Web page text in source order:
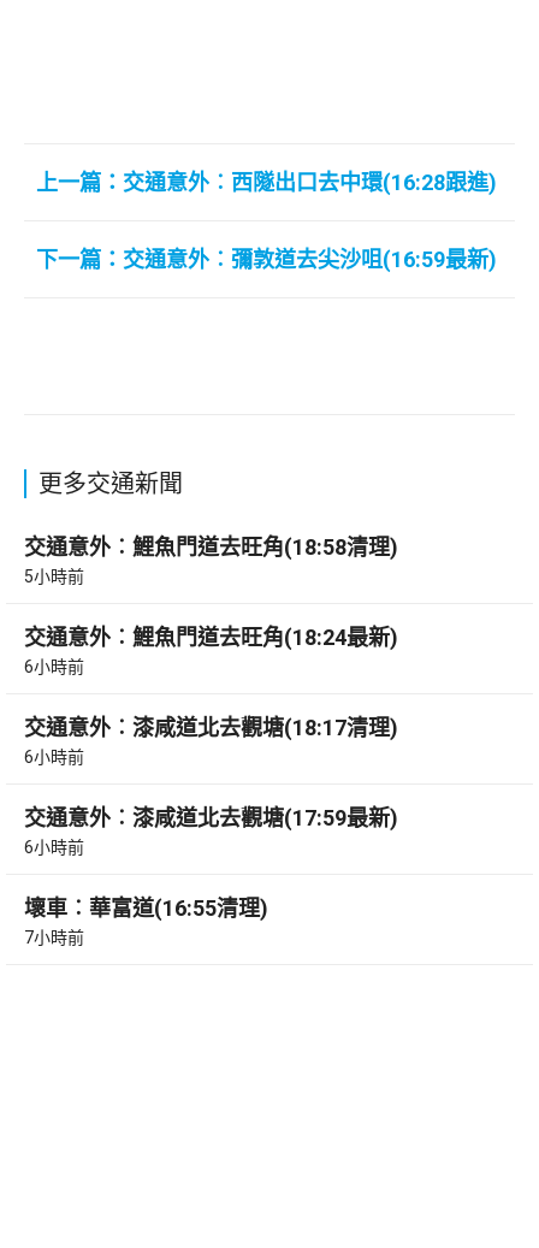
上一篇：交通意外︰西隧出口去中環(16:28跟進)
下一篇：交通意外︰彌敦道去尖沙咀(16:59最新)
更多交通新聞
交通意外︰鯉魚門道去旺角(18:58清理)
5小時前
交通意外︰鯉魚門道去旺角(18:24最新)
6小時前
交通意外︰漆咸道北去觀塘(18:17清理)
6小時前
交通意外︰漆咸道北去觀塘(17:59最新)
6小時前
壞車︰華富道(16:55清理)
7小時前